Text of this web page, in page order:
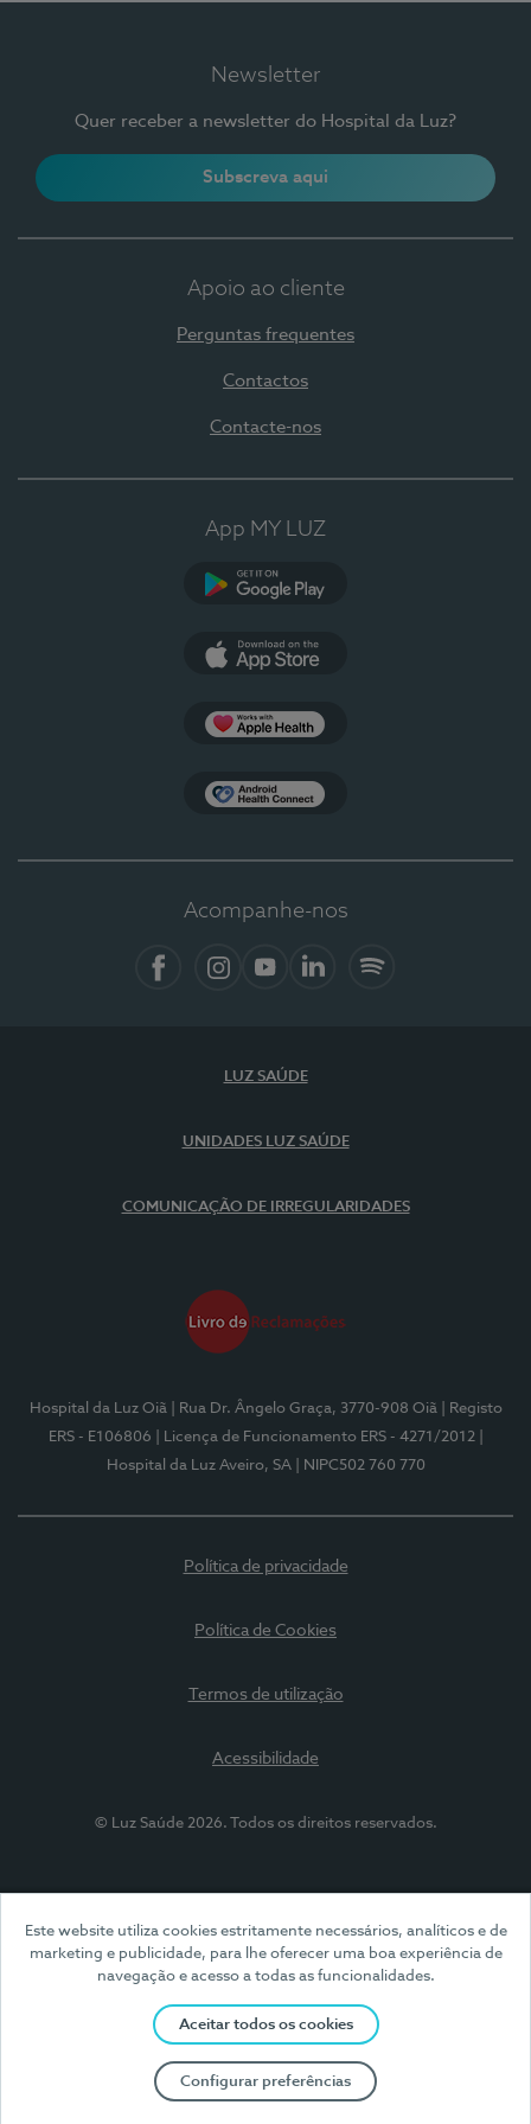
Este website utiliza cookies estritamente necessários, analíticos e de
marketing e publicidade, para lhe oferecer uma boa experiência de
navegação e acesso a todas as funcionalidades.
Aceitar todos os cookies
Configurar preferências
Newsletter
Quer receber a newsletter do Hospital da Luz?
Subscreva aqui
Apoio ao cliente
Perguntas frequentes
Contactos
Contacte-nos
App MY LUZ
Acompanhe-nos
LUZ SAÚDE
UNIDADES LUZ SAÚDE
COMUNICAÇÃO DE IRREGULARIDADES
Hospital da Luz Oiã | Rua Dr. Ângelo Graça, 3770-908 Oiã
| Registo
ERS - E106806
| Licença de Funcionamento ERS - 4271/2012
Hospital da Luz Aveiro, SA
| NIPC502 760 770
Política de privacidade
Política de Cookies
Termos de utilização
Acessibilidade
© Luz Saúde 2026. Todos os direitos reservados.